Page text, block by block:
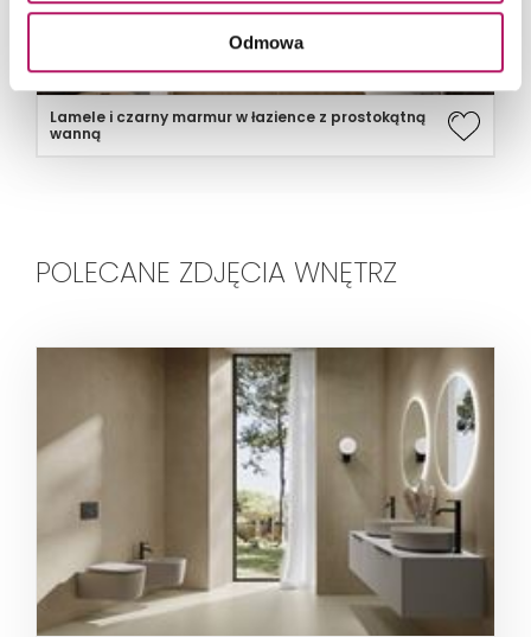
Odmowa
Lamele i czarny marmur w łazience z prostokątną
wanną
POLECANE ZDJĘCIA WNĘTRZ